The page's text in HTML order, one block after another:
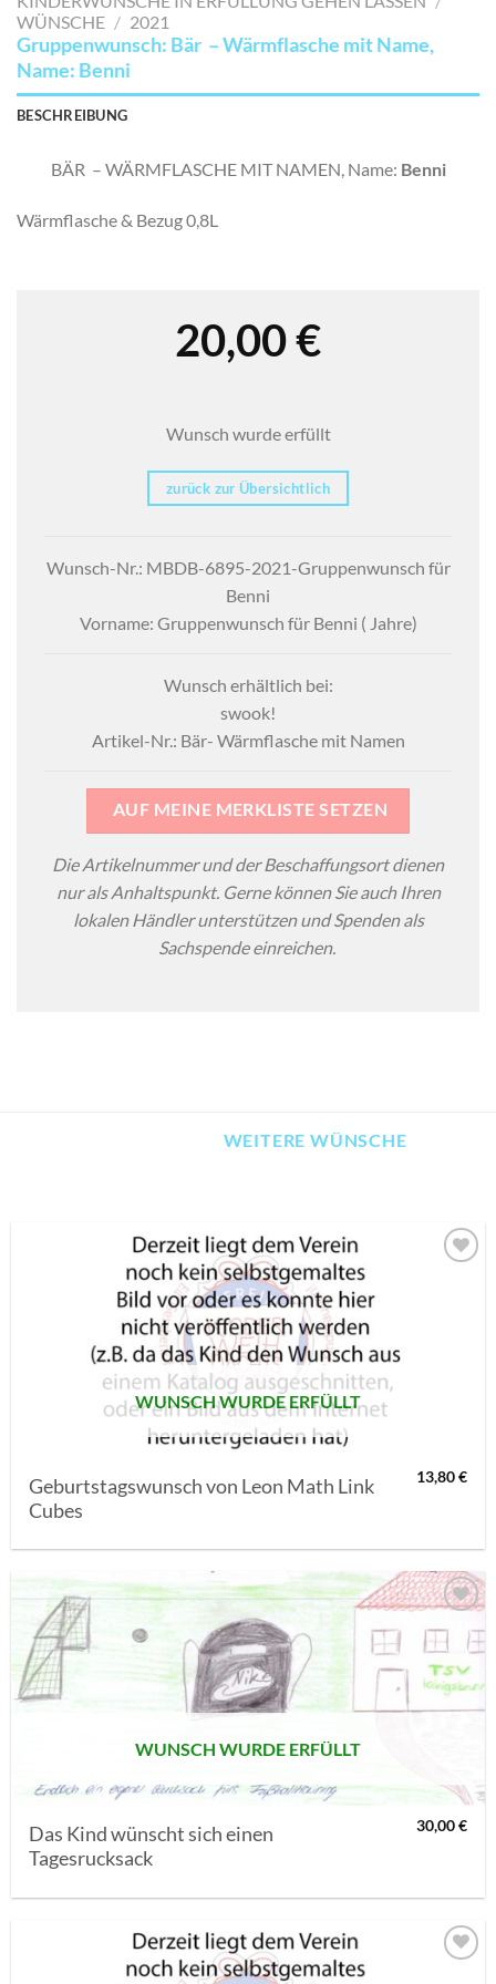
SETZEN
WÜNSCHE / 2021
Gruppenwunsch: Bär – Wärmflasche mit Name,
Name: Benni
BESCHREIBUNG
BÄR – WÄRMFLASCHE MIT NAMEN, Name: Benni
Wärmflasche & Bezug 0,8L
20,00€
Wunsch wurde erfüllt
zurück zur Übersichtlich
Wunsch-Nr.: MBDB-6895-2021-Gruppenwunsch für
Benni
Vorname: Gruppenwunsch für Benni ( Jahre)
Wunsch erhältlich bei:
swook!
Artikel-Nr.: Bär- Wärmflasche mit Namen
AUF MEINE MERKLISTE SETZEN
Die Artikelnummer und der Beschaffungsort dienen
nur als Anhaltspunkt. Gerne können Sie auch Ihren
lokalen Händler unterstützen und Spenden als
Sachspende einreichen.
WEITERE WÜNSCHE
WUNSCH WURDE ERFÜLLT
Geburtstagswunsch von Leon Math Link
Cubes
13,80€
AUF MEINE
MERKLISTE
SETZEN
WUNSCH WURDE ERFÜLLT
Das Kind wünscht sich einen
Tagesrucksack
30,00€